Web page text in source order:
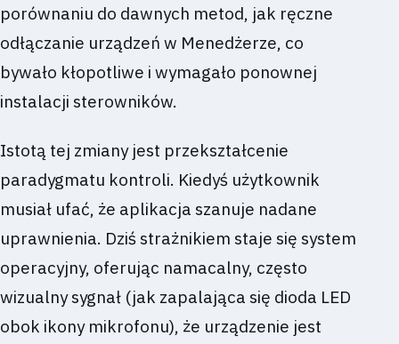
porównaniu do dawnych metod, jak ręczne
odłączanie urządzeń w Menedżerze, co
bywało kłopotliwe i wymagało ponownej
instalacji sterowników.
Istotą tej zmiany jest przekształcenie
paradygmatu kontroli. Kiedyś użytkownik
musiał ufać, że aplikacja szanuje nadane
uprawnienia. Dziś strażnikiem staje się system
operacyjny, oferując namacalny, często
wizualny sygnał (jak zapalająca się dioda LED
obok ikony mikrofonu), że urządzenie jest